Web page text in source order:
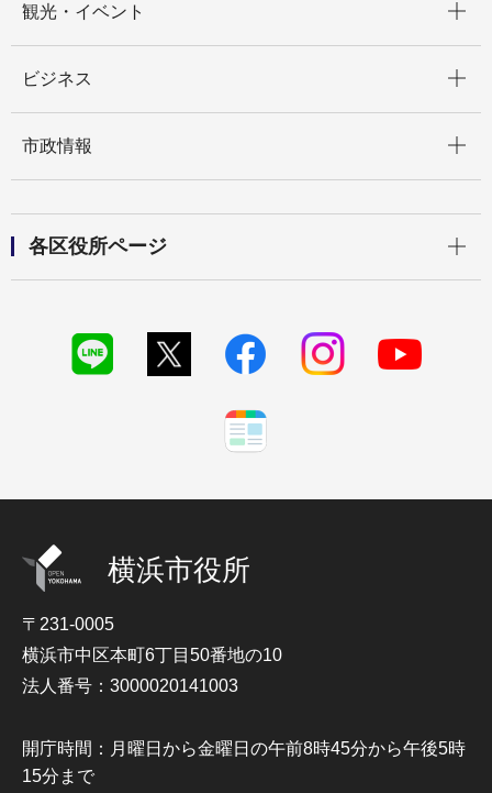
観光・イベント
ビジネス
市政情報
各区役所ページ
横浜市役所
〒231-0005
横浜市中区本町6丁目50番地の10
法人番号：3000020141003
開庁時間：月曜日から金曜日の午前8時45分から午後5時
15分まで